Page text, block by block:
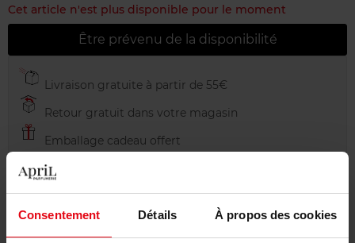
Consentement Détails À propos des cookies
Cet article n'est plus disponible pour le moment
Être prévenu de la disponibilité
Livraison gratuite à partir de 55€
Retour gratuit dans votre magasin
Emballage cadeau offert
Description